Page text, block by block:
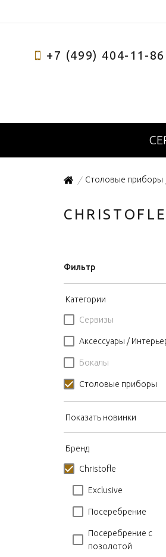
+7 (499) 404-11-86
/ Столовые приборы
Фильтр
Категории
Сервизы
Аксессуары /
Бокалы
Столовые приборы
Показать новинки
Бренд
Christofle
Exclusive
Посеребрение
Посеребрение с
позолотой